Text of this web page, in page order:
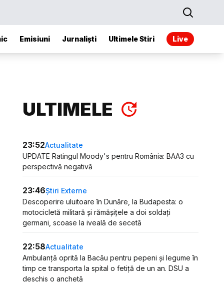
Emisiuni Jurnaliști Ultimele Stiri Live
ULTIMELE
23:52Actualitate
UPDATE Ratingul Moody's pentru România: BAA3 cu
perspectivă negativă
23:46Știri Externe
Descoperire uluitoare în Dunăre, la Budapesta: o
motocicletă militară și rămășițele a doi soldați
germani, scoase la iveală de secetă
22:58Actualitate
Ambulanță oprită la Bacău pentru pepeni și legume în
timp ce transporta la spital o fetiță de un an. DSU a
deschis o anchetă